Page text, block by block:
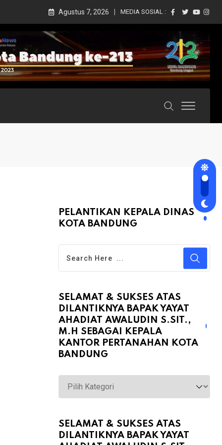
Agustus 7, 2026 MEDIA SOSIAL :
PELANTIKAN KEPALA DINAS
KOTA BANDUNG
SELAMAT & SUKSES ATAS
DILANTIKNYA BAPAK YAYAT
AHADIAT AWALUDIN S.SIT.,
M.H SEBAGAI KEPALA
KANTOR PERTANAHAN KOTA
BANDUNG
Selamat
&
atas
Dilantiknya
SELAMAT & SUKSES ATAS
DILANTIKNYA BAPAK YAYAT